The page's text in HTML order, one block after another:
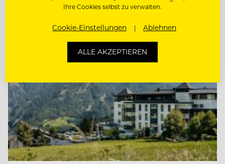
Entdecke alle JobsIhre Cookies selbst zu verwalten.
Cookie-Einstellungen Ablehnen
ALLE AKZEPTIEREN